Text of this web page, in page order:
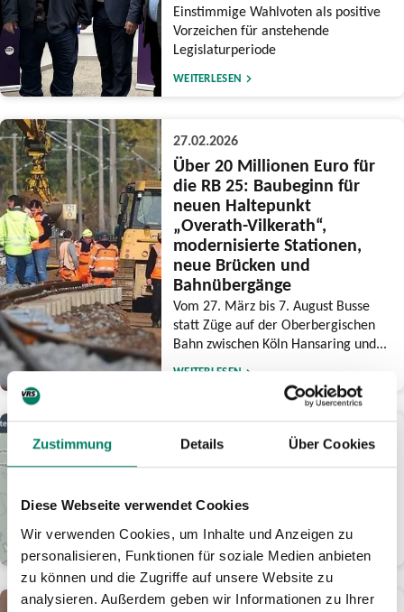
Zustimmung Details Über Cookies
Diese Webseite verwendet Cookies
Wir verwenden Cookies, um Inhalte und Anzeigen zu
personalisieren, Funktionen für soziale Medien anbieten
zu können und die Zugriffe auf unsere Website zu
analysieren. Außerdem geben wir Informationen zu Ihrer
Einstimmige Wahlvoten als positive
Vorzeichen für anstehende
Legislaturperiode
WEITERLESEN
27.02.2026
Über 20 Millionen Euro für
die RB 25: Baubeginn für
neuen Haltepunkt
„Overath-Vilkerath“,
modernisierte Stationen,
neue Brücken und
Bahnübergänge
Vom 27. März bis 7. August Busse
statt Züge auf der Oberbergischen
Bahn zwischen Köln Hansaring und...
WEITERLESEN
25.02.2026
Digitale Baustellenkarte informiert
WEITERLESEN